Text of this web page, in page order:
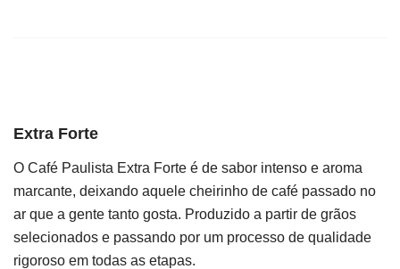
Extra Forte
O Café Paulista Extra Forte é de sabor intenso e aroma
marcante, deixando aquele cheirinho de café passado no
ar que a gente tanto gosta. Produzido a partir de grãos
selecionados e passando por um processo de qualidade
rigoroso em todas as etapas.